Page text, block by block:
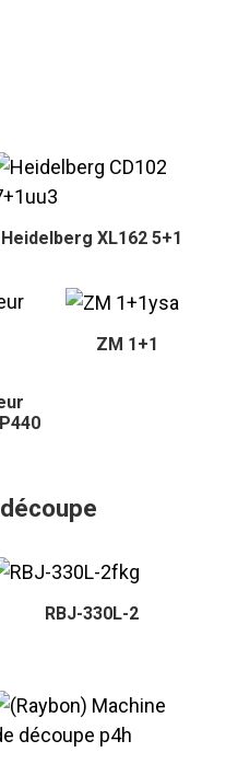
Heidelberg XL162 5+1
ZM 1+1
RBJ-330L-2